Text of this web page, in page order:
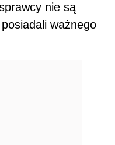
nie są
ważnego